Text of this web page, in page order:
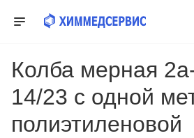
Колба мерная
14/23 с одной
полиэтиленовой